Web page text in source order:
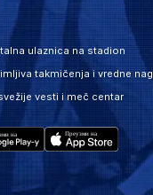
ulaznica na stadion
takmičenja i vredne
vesti i meč centar